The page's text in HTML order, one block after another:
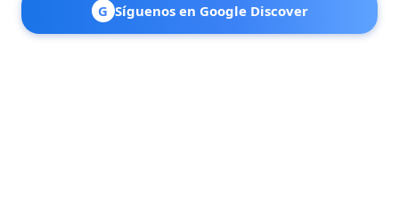
G Síguenos en Google Discover